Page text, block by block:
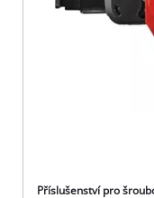
Deutsch
Příslušenství pro